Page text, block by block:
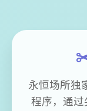
永恒场所独
程序，通过